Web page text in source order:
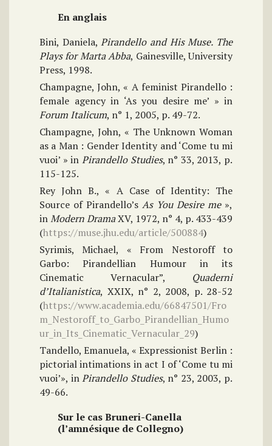
En anglais
Bini, Daniela,Pirandello and His Muse. The
Plays for Marta Abba, Gainesville, University
Press, 1998.
Champagne, John, « A feminist Pirandello :
female agency in ‘As you desire me’ » in
Forum Italicum, n° 1, 2005, p. 49-72.
Champagne, John, « The Unknown Woman
as a Man : Gender Identity and ‘Come tu mi
vuoi’ » in Pirandello Studies, n° 33, 2013, p.
115-125.
Rey John B., « A Case of Identity: The
Source of Pirandello’s As You Desire me»,
inModern DramaXV, 1972, n° 4, p. 433-439
(https://muse.jhu.edu/article/500884)
Syrimis, Michael, « From Nestoroff to
Garbo: Pirandellian Humour in its
Cinematic Vernacular”, Quaderni
d’Italianistica, XXIX, n° 2, 2008, p. 28-52
(https://www.academia.edu/66847501/Fro
m_Nestoroff_to_Garbo_Pirandellian_Humo
ur_in_Its_Cinematic_Vernacular_29)
Tandello, Emanuela, « Expressionist Berlin :
pictorial intimations in act I of ‘Come tu mi
vuoi’», inPirandello Studies, n° 23, 2003, p.
49-66.
Sur le cas Bruneri-Canella
(l’amnésique de Collegno)